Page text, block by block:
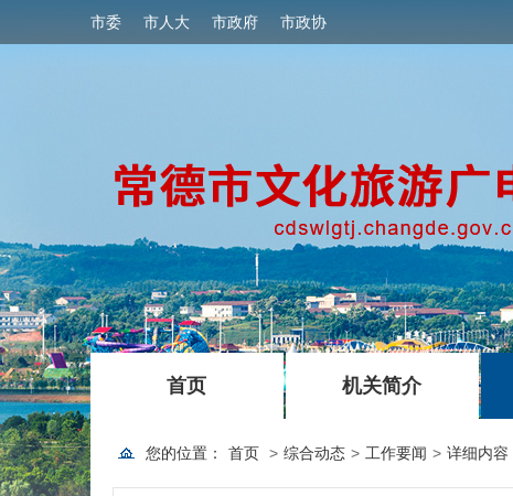
市委 市人大 市政府 市政协
首页
|
机关简介
|
您的位置： 首页 > 综合动态 > 工作要闻 > 详细内容